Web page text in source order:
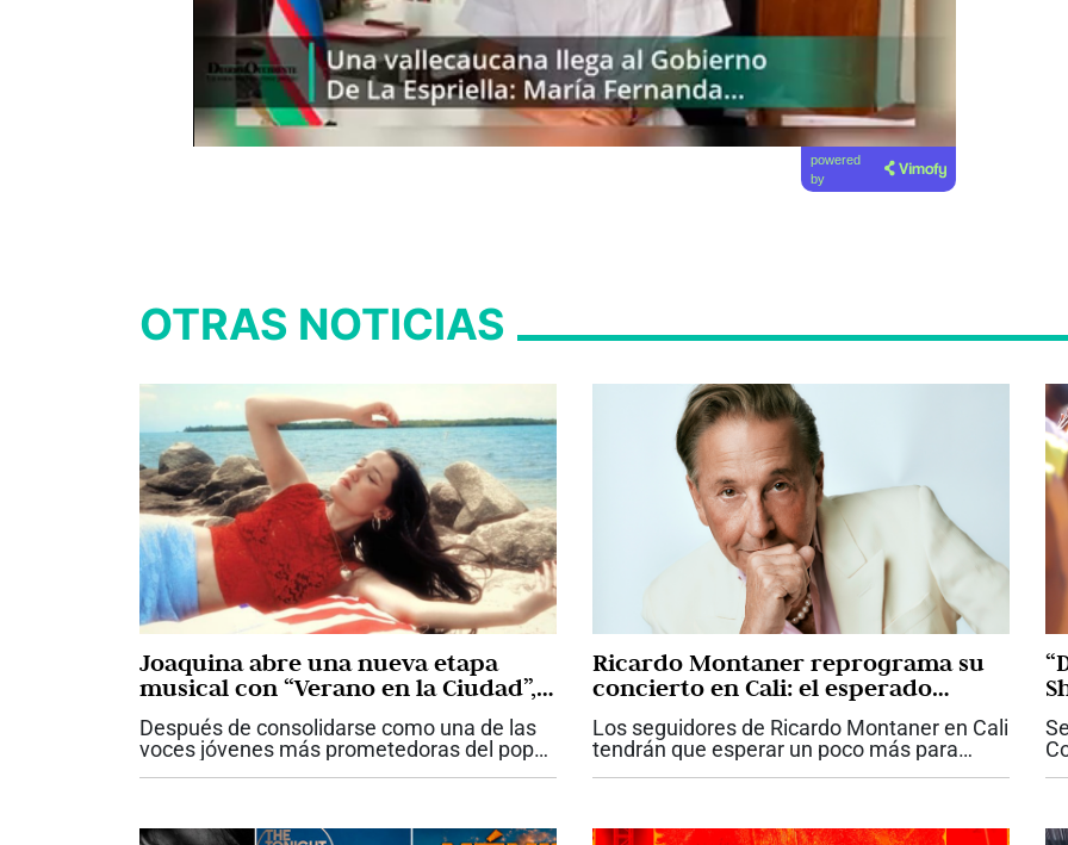
powered
by
OTRAS NOTICIAS
Joaquina abre una nueva etapa
musical con “Verano en la Ciudad”,
un himno a la nostalgia y al hogar
Después de consolidarse como una de las
voces jóvenes más prometedoras del pop
Ricardo Montaner reprograma su
concierto en Cali: el esperado
reencuentro con el público será el
28 de octubre
Los seguidores de Ricardo Montaner en Cali
tendrán que esperar un poco más para